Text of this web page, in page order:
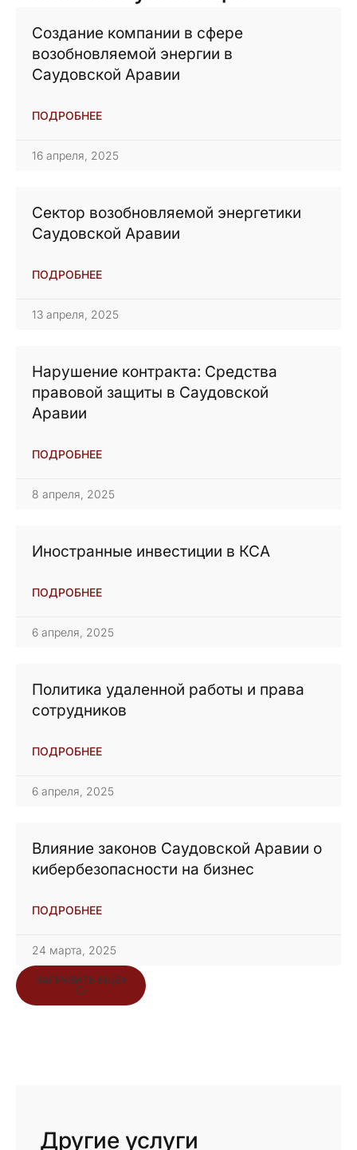
Создание компании в сфере
возобновляемой энергии в
Саудовской Аравии
ПОДРОБНЕЕ
16 апреля, 2025
Сектор возобновляемой энергетики
Саудовской Аравии
ПОДРОБНЕЕ
13 апреля, 2025
Нарушение контракта: Средства
правовой защиты в Саудовской
Аравии
ПОДРОБНЕЕ
8 апреля, 2025
Иностранные инвестиции в КСА
ПОДРОБНЕЕ
6 апреля, 2025
Политика удаленной работы и права
сотрудников
ПОДРОБНЕЕ
6 апреля, 2025
Влияние законов Саудовской Аравии о
кибербезопасности на бизнес
ПОДРОБНЕЕ
24 марта, 2025
ЗАГРУЗИТЬ ЕЩЕ
Другие услуги